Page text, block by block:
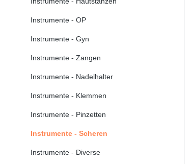
Instrumente - OP
Instrumente - Gyn
Instrumente - Zangen
Instrumente - Nadelhalter
Instrumente - Klemmen
Instrumente - Pinzetten
Instrumente - Scheren
Instrumente - Diverse